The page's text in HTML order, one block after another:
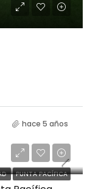
hace 5 años
PUNTA PACÍFICA